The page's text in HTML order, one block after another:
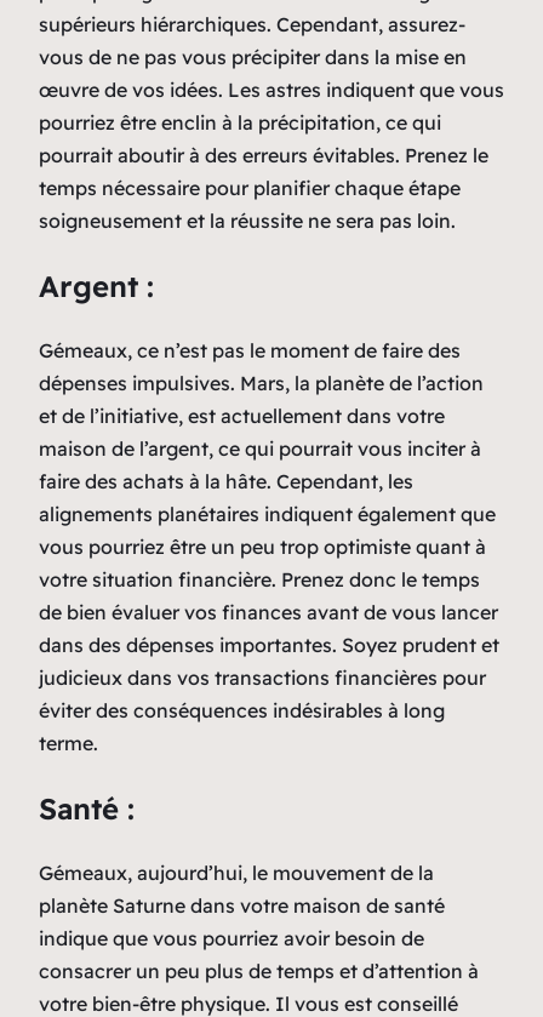
supérieurs hiérarchiques. Cependant, assurez-
vous de ne pas vous précipiter dans la mise en
œuvre de vos idées. Les astres indiquent que vous
pourriez être enclin à la précipitation, ce qui
pourrait aboutir à des erreurs évitables. Prenez le
temps nécessaire pour planifier chaque étape
soigneusement et la réussite ne sera pas loin.
Argent :
Gémeaux, ce n’est pas le moment de faire des
dépenses impulsives. Mars, la planète de l’action
et de l’initiative, est actuellement dans votre
maison de l’argent, ce qui pourrait vous inciter à
faire des achats à la hâte. Cependant, les
alignements planétaires indiquent également que
vous pourriez être un peu trop optimiste quant à
votre situation financière. Prenez donc le temps
de bien évaluer vos finances avant de vous lancer
dans des dépenses importantes. Soyez prudent et
judicieux dans vos transactions financières pour
éviter des conséquences indésirables à long
terme.
Santé :
Gémeaux, aujourd’hui, le mouvement de la
planète Saturne dans votre maison de santé
indique que vous pourriez avoir besoin de
consacrer un peu plus de temps et d’attention à
votre bien-être physique. Il vous est conseillé